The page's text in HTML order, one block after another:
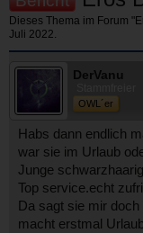
Dieses Thema im Forum "
Juli 2022.
DerVanu
OWL´er
Habs dann endlich
war sie im Urlaub
Junge
Top service.echt
Da sagt sie mir
macht erstmal